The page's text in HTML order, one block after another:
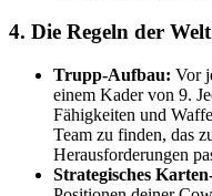
4. Die Regeln der
Trupp-Aufbau: Vor
einem Kader von 9.
Fähigkeiten und
Team zu finden, das
Herausforderungen
Strategisches